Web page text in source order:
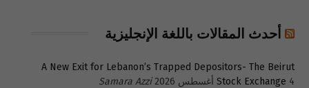
أحدث المقالات باللغة الإنجليزية
A New Exit for Lebanon’s Trapped Depositors- The Beirut
Stock Exchange 4 أغسطس 2026
Samara Azzi